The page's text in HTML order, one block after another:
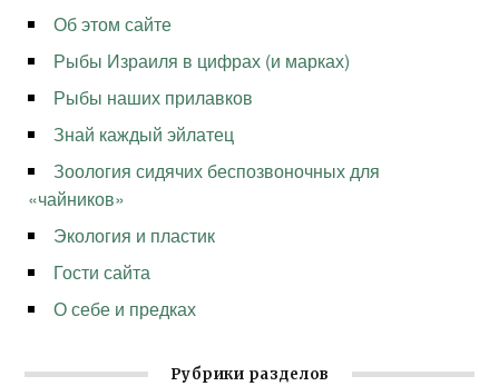
Об этом сайте
Рыбы Израиля в цифрах (и марках)
Рыбы наших прилавков
Знай каждый эйлатец
Зоология сидячих беспозвоночных для
«чайников»
Экология и пластик
Гости сайта
О себе и предках
Рубрики разделов